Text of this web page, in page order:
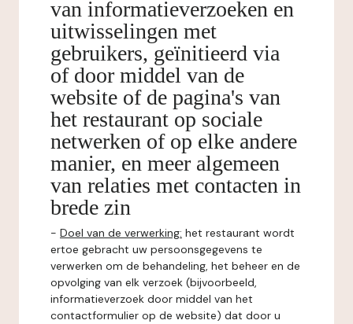
van informatieverzoeken en
uitwisselingen met
gebruikers, geïnitieerd via
of door middel van de
website of de pagina's van
het restaurant op sociale
netwerken of op elke andere
manier, en meer algemeen
van relaties met contacten in
brede zin
- Doel van de verwerking: het restaurant wordt
ertoe gebracht uw persoonsgegevens te
verwerken om de behandeling, het beheer en de
opvolging van elk verzoek (bijvoorbeeld,
informatieverzoek door middel van het
contactformulier op de website) dat door u